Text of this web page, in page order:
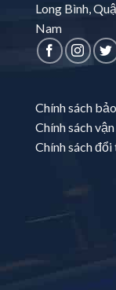
Long Bình,
Nam
Chính sách
Chính sách
Chính sách đổi